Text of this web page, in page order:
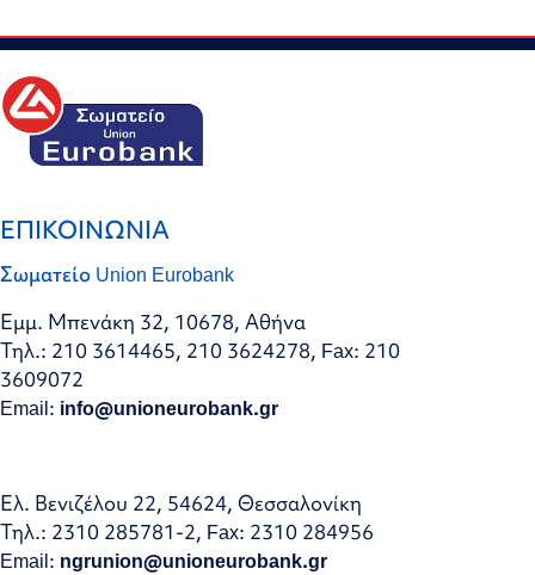
ΕΠΙΚΟΙΝΩΝΙΑ
Σωματείο Union Eurobank
Εμμ. Μπενάκη 32, 10678, Αθήνα
Τηλ.: 210 3614465, 210 3624278, Fax: 210
3609072
Email: info@unioneurobank.gr
Ελ. Βενιζέλου 22, 54624, Θεσσαλονίκη
Τηλ.: 2310 285781-2, Fax: 2310 284956
Email: ngrunion@unioneurobank.gr